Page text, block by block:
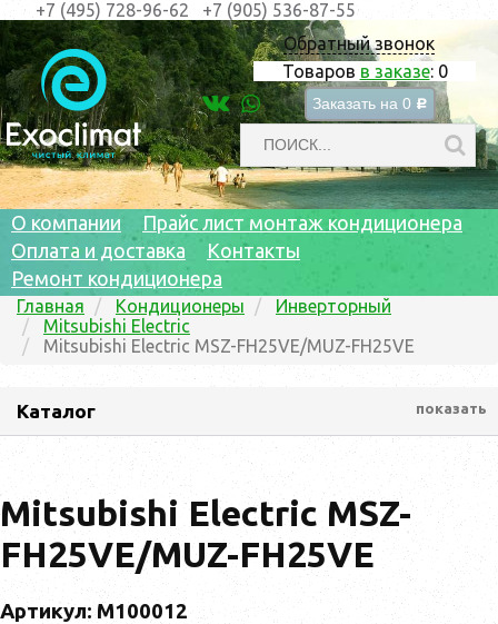
Обратный звонок
Товаров в заказе: 0
Заказать на 0 c
+7 (495) 728-96-62 +7 (905) 536-87-55
О компании
Прайс лист монтаж кондиционера
Оплата и доставка
Контакты
Ремонт кондиционера
Главная Кондиционеры
Инверторный
Mitsubishi Electric
Mitsubishi Electric MSZ-FH25VE/MUZ-FH25VE
Каталог показать
Mitsubishi Electric MSZ-
FH25VE/MUZ-FH25VE
Артикул: M100012